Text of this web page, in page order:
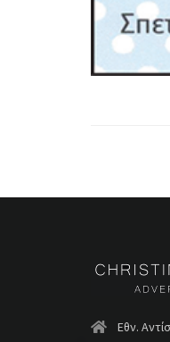
Εθν.